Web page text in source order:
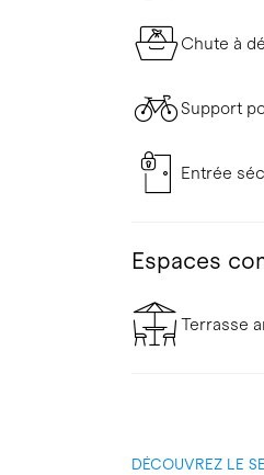
Chute à
Support
Entrée
Espaces
Terrasse
DÉCOUVREZ LE